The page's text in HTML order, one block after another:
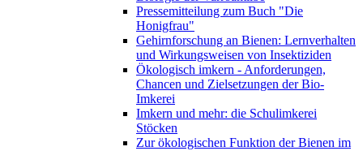
Pressemitteilung zum Buch "Die
Honigfrau"
Gehirnforschung an Bienen: Lernverhalten
und Wirkungsweisen von Insektiziden
Ökologisch imkern - Anforderungen,
Chancen und Zielsetzungen der Bio-
Imkerei
Imkern und mehr: die Schulimkerei
Stöcken
Zur ökologischen Funktion der Bienen im